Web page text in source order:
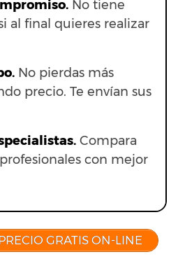
No tiene
al final quieres realizar
No pierdas más
precio. Te envían sus
Compara
con mejor
GRATIS ON-LINE